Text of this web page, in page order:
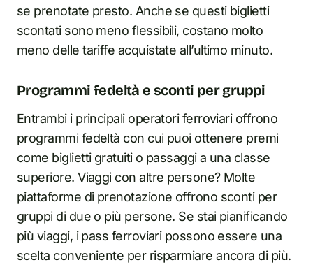
se prenotate presto. Anche se questi biglietti
scontati sono meno flessibili, costano molto
meno delle tariffe acquistate all’ultimo minuto.
Programmi fedeltà e sconti per gruppi
Entrambi i principali operatori ferroviari offrono
programmi fedeltà con cui puoi ottenere premi
come biglietti gratuiti o passaggi a una classe
superiore. Viaggi con altre persone? Molte
piattaforme di prenotazione offrono sconti per
gruppi di due o più persone. Se stai pianificando
più viaggi, i pass ferroviari possono essere una
scelta conveniente per risparmiare ancora di più.